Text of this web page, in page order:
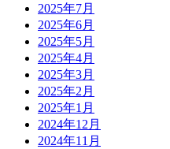
2025年7月
2025年6月
2025年5月
2025年4月
2025年3月
2025年2月
2025年1月
2024年12月
2024年11月